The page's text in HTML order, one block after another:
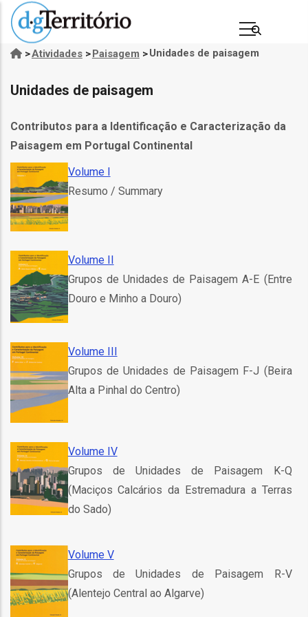
Passar
para
principal
Navegação
estrutural
>Atividades>Paisagem >Unidades de paisagem
Unidades de paisagem
Contributos para a Identificação e Caracterização da
Paisagem em Portugal Continental
Volume I
Resumo / Summary
Volume II
Grupos de Unidades de Paisagem A-E (Entre
Douro e Minho a Douro)
Volume III
Grupos de Unidades de Paisagem F-J (Beira
Alta a Pinhal do Centro)
Volume IV
Grupos de Unidades de Paisagem K-Q
(Maciços Calcários da Estremadura a Terras
do Sado)
Volume V
Grupos de Unidades de Paisagem R-V
(Alentejo Central ao Algarve)